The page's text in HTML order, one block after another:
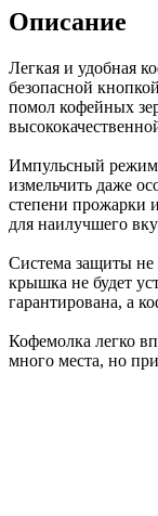
Описание
Легкая и удобная
безопасной
помол кофейных
Импульсный режим
измельчить даже
степени прожарки
для наилучшего
Система защиты не
крышка не будет
гарантирована, а
Кофемолка легко
много места, но